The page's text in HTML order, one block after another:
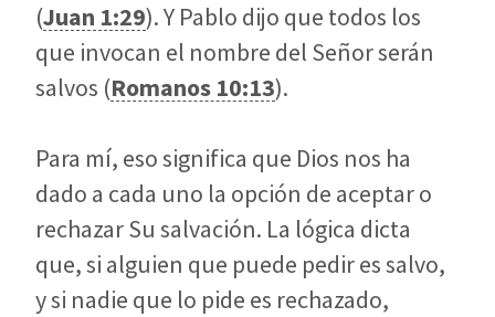
(Juan 1:29). Y Pablo dijo que todos los
que invocan el nombre del Señor serán
salvos (Romanos 10:13).
Para mí, eso significa que Dios nos ha
dado a cada uno la opción de aceptar o
rechazar Su salvación. La lógica dicta
que, si alguien que puede pedir es salvo,
y si nadie que lo pide es rechazado,